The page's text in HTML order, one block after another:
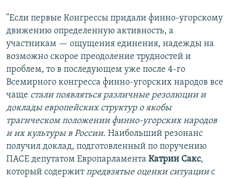
"Если первые Конгрессы придали финно-угорскому
движению определенную активность, а
участникам — ощущения единения, надежды на
возможно скорое преодоление трудностей и
проблем, то в последующем уже после 4-го
Всемирного конгресса финно-угорских народов все
чаще стали появляться различные резолюции и
доклады европейских структур о якобы
трагическом положении финно-угорских народов
и их культуры в России. Наибольший резонанс
получил доклад, подготовленный по поручению
ПАСЕ депутатом Европарламента Катрин Сакс,
который содержитпредвзятые оценки ситуациис